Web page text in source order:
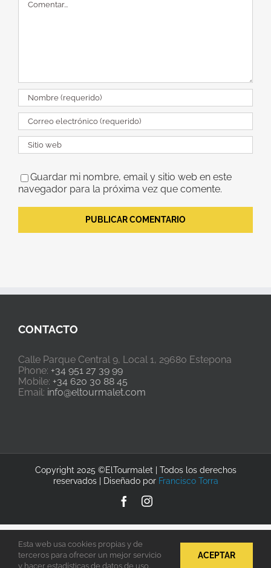
Guardar mi nombre, email y sitio web en este
navegador para la próxima vez que comente.
CONTACTO
Calle Parque Central 9, Local 1, 29680 Estepona
Phone: +34 951 27 39 99
Mobile: +34 620 30 88 45
Email: info@eltourmalet.com
Copyright 2025 ©ElTourmalet | Todos los derechos
reservados | Diseñado por Francisco Torra
FacebookInstagram
Esta web usa cookies propias y de
terceros para ofrecer un mejor servicio
y hacer estadísticas de datos de uso.
ACEPTAR